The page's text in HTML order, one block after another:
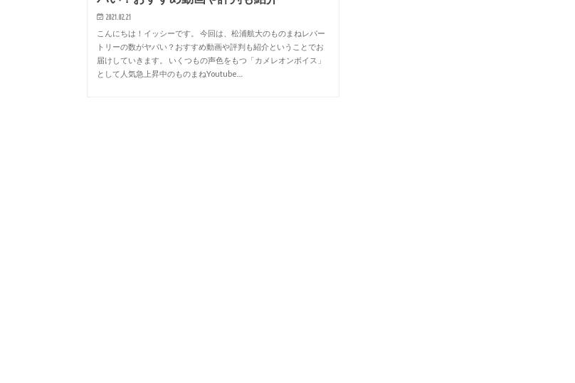
2021.02.21
こんにちは！イッシーです。 今回は、松浦航大のものまねレパー
トリーの数がヤバい？おすすめ動画や評判も紹介ということでお
届けしていきます。 いくつもの声色をもつ「カメレオンボイス」
として人気急上昇中のものまねYoutube…